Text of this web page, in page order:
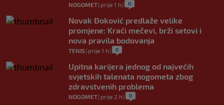
NOGOMET| prije 1 h | 0
Novak Đoković predlaže velike
promjene: Kraći mečevi, brži setovi i
nova pravila bodovanja
TENIS| prije 1 h | 0
Upitna karijera jednog od najvećih
svjetskih talenata nogometa zbog
zdravstvenih problema
NOGOMET| prije 2 h | 0